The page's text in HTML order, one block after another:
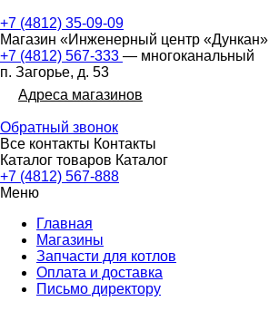
+7 (4812) 35-09-09
Магазин «Инженерный центр «Дункан»
+7 (4812) 567-333 — многоканальный
п. Загорье, д. 53
Адреса магазинов
Обратный звонок
Все контакты Контакты
Каталог товаров Каталог
+7 (4812) 567-888
Меню
Главная
Магазины
Запчасти для котлов
Оплата и доставка
Письмо директору